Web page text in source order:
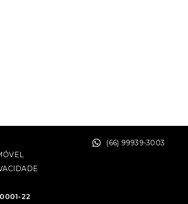
22
(66) 99939-3003